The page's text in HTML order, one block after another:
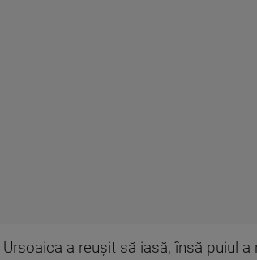
Ursoaica a reuşit să iasă, însă puiul